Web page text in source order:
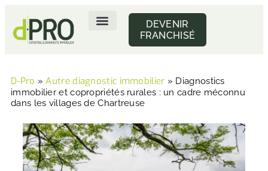
DEVENIR
FRANCHISÉ
D-Pro »Autre diagnostic immobilier » Diagnostics
immobilier et copropriétés rurales : un cadre méconnu
dans les villages de Chartreuse